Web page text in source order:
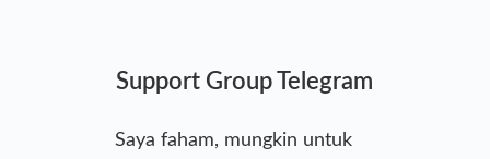
Support Group Telegram
Saya faham, mungkin untuk